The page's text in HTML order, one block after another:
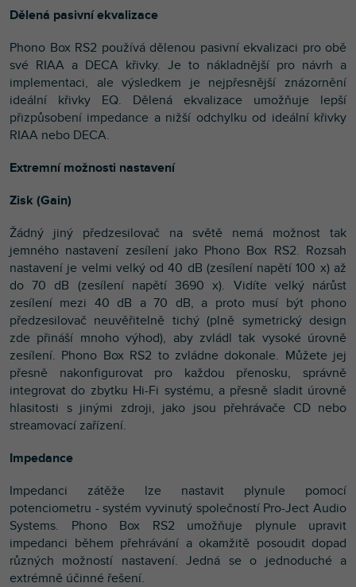
Dělená pasivní ekvalizace
Phono Box RS2 používá dělenou pasivní ekvalizaci pro obě
své RIAA a DECA křivky. Je to nákladnější pro návrh a
implementaci, ale výsledkem je nejpřesnější znázornění
ideální křivky EQ. Dělená ekvalizace umožňuje lepší
přizpůsobení impedance a nižší odchylku od ideální křivky
RIAA nebo DECA.
Extremní možnosti nastavení
Zisk (Gain)
Žádný jiný předzesilovač na světě nemá možnost tak
jemného nastavení zesílení jako Phono Box RS2. Rozsah
nastavení je velmi velký od 40 dB (zesílení napětí 100 x) až
do 70 dB (zesílení napětí 3690 x). Vidíte velký nárůst
zesílení mezi 40 dB a 70 dB, a proto musí být phono
předzesilovač neuvěřitelně tichý (plně symetrický design
zde přináší mnoho výhod), aby zvládl tak vysoké úrovně
zesílení. Phono Box RS2 to zvládne dokonale. Můžete jej
přesně nakonfigurovat pro každou přenosku, správně
integrovat do zbytku Hi-Fi systému, a přesně sladit úrovně
hlasitosti s jinými zdroji, jako jsou přehrávače CD nebo
streamovací zařízení.
Impedance
Impedanci zátěže lze nastavit plynule pomocí
potenciometru - systém vyvinutý společností Pro-Ject Audio
Systems. Phono Box RS2 umožňuje plynule upravit
impedanci během přehrávání a okamžitě posoudit dopad
různých možností nastavení. Jedná se o jednoduché a
extrémně účinné řešení.